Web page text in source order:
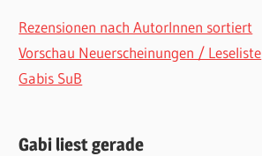
Rezensionen nach AutorInnen sortiert
Vorschau Neuerscheinungen / Leseliste
Gabis SuB
Gabi liest gerade